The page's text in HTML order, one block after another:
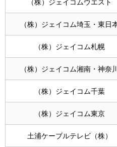
（株）ジェイコム埼玉・東日
（株）ジェイコム札幌
（株）ジェイコム湘南・神奈
（株）ジェイコム千葉
（株）ジェイコム東京
土浦ケーブルテレビ（株）